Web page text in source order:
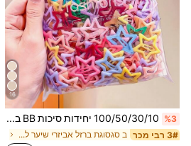
16
%3 100/50/30/10 יחידות סיכות BB בצורת כוכב חומש חמודות בסגנון Y2K, סיכות שיער צבעוניות, אביזרי שיער בסיסיים - מתאים לבנות, לבית הספר, למסיבות, לספורט, אסתטי
3# רבי מכר ב סגסוגת ברזל אביזרי שיער לנשים